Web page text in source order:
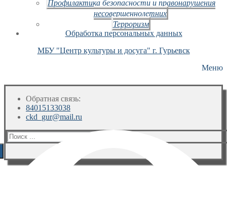
Профилактика безопасности и правонарушения
несовершеннолетних
Терроризм
Обработка персональных данных
МБУ "Центр культуры и досуга" г. Гурьевск
Меню
Обратная связь:
84015133038
ckd_gur@mail.ru
Искать: